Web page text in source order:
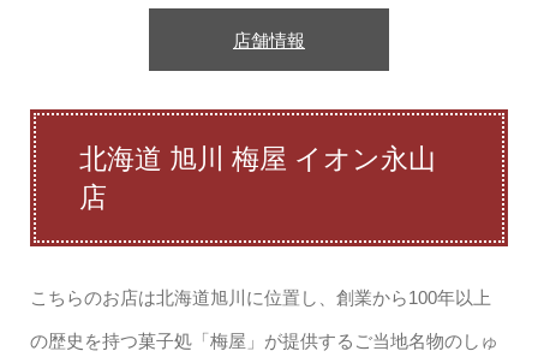
店舗情報
北海道 旭川 梅屋 イオン永山
店
こちらのお店は北海道旭川に位置し、創業から100年以上
の歴史を持つ菓子処「梅屋」が提供するご当地名物のしゅ